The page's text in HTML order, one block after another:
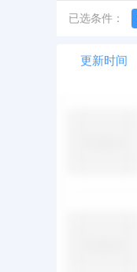
已选条件：
更新时间